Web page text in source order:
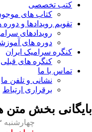
کتب تخصصی
کتاب های
تقویم رویدادها و
رویدادهای
دوره های
کنگره سرامیک ایران
کنگره های قبلی
تماس با ما
نشانی و تلفن ما
برقراری ارتباط
بایگانی بخش متن
چهارشنبه ۳ خرداد ۱۴۰۲ -